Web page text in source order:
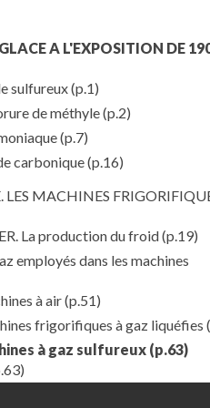
A L'EXPOSITION DE
sulfureux(p.1)
de méthyle(p.2)
(p.7)
carbonique(p.16)
LES MACHINES
La production du froid(p.19)
employés dans les machines
à air(p.51)
frigorifiques à gaz liquéfies
à gaz sulfureux (p.63)